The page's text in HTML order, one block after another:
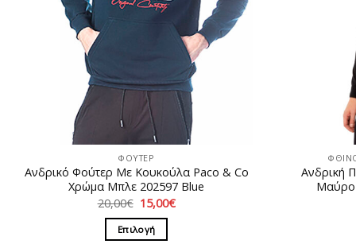
ΦΟΥΤΕΡ
Ανδρικό Φούτερ Με Κουκούλα Paco & Co
Χρώμα Μπλε 202597 Blue
20,00€ Original
price
was:
20,00€.
15,00€Η
Επιλογή
Ανδρική
Μαύρο